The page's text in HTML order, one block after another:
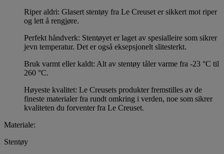
Riper aldri: Glasert stentøy fra Le Creuset er sikkert mot riper
og lett å rengjøre.
Perfekt håndverk: Stentøyet er laget av spesialleire som sikrer
jevn temperatur. Det er også eksepsjonelt slitesterkt.
Bruk varmt eller kaldt: Alt av stentøy tåler varme fra -23 °C til
260 °C.
Høyeste kvalitet: Le Creusets produkter fremstilles av de
fineste materialer fra rundt omkring i verden, noe som sikrer
kvaliteten du forventer fra Le Creuset.
Materiale:
Stentøy